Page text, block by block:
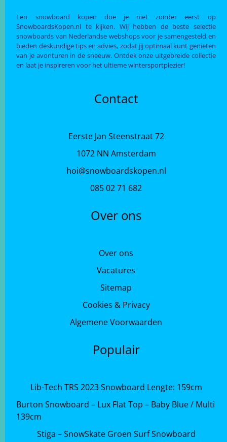
Een snowboard kopen doe je niet zonder eerst op
SnowboardsKopen.nl te kijken. Wij hebben de beste selectie
snowboards van Nederlandse webshops voor je samengesteld en
bieden deskundige tips en advies, zodat jij optimaal kunt genieten
van je avonturen in de sneeuw. Ontdek onze uitgebreide collectie
en laat je inspireren voor het ultieme wintersportplezier!
Contact
Eerste Jan Steenstraat 72
1072 NN Amsterdam
hoi@snowboardskopen.nl
085 02 71 682
Over ons
Over ons
Vacatures
Sitemap
Cookies & Privacy
Algemene Voorwaarden
Populair
Lib-Tech TRS 2023 Snowboard Lengte: 159cm
Burton Snowboard – Lux Flat Top – Baby Blue / Multi
139cm
Stiga – SnowSkate Groen Surf Snowboard